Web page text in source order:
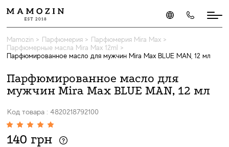
Mamozin > Парфюмерия > Парфюмерия Mira Max >
Парфюмерные масла Mira Max 12ml >
Парфюмированное масло для мужчин Mira Max BLUE MAN, 12 мл
Парфюмированное масло для
мужчин Mira Max BLUE MAN, 12 мл
Код товара : 4820218792100
140 грн